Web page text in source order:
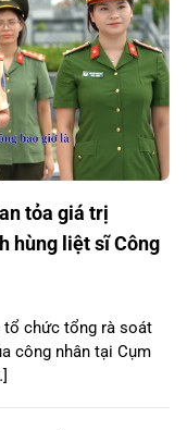
tỏa giá trị
hùng liệt sĩ Công
tổ chức tổng rà soát
công nhân tại Cụm